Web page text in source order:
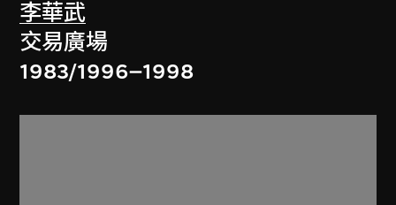
李華武
交易廣場
1983/1996–1998